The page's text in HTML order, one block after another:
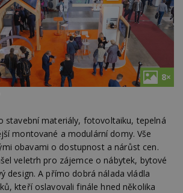
8×
stavební materiály, fotovoltaiku, tepelná
montované a modulární domy. Vše
obavami o dostupnost a nárůst cen.
veletrh pro zájemce o nábytek, bytové
design. A přímo dobrá nálada vládla
kteří oslavovali finále hned několika